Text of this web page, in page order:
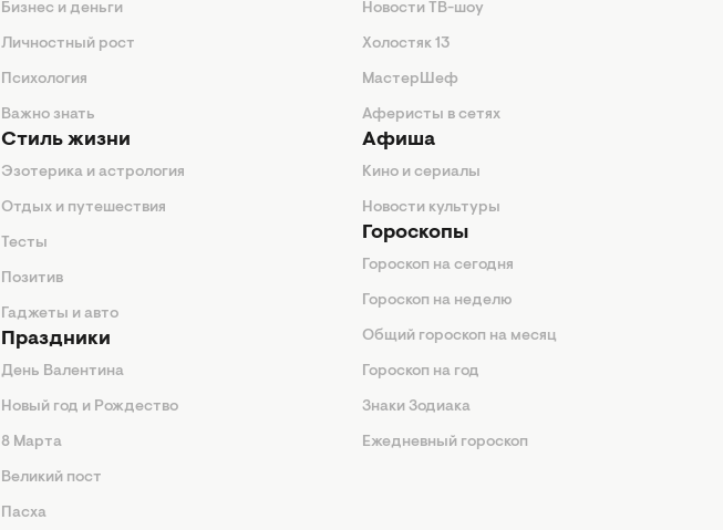
Бизнес и деньги
Личностный рост
Психология
Важно знать
Стиль жизни
Эзотерика и астрология
Отдых и путешествия
Тесты
Позитив
Гаджеты и авто
Праздники
День Валентина
Новый год и Рождество
8 Марта
Великий пост
Пасха
Новости ТВ-шоу
Холостяк 13
МастерШеф
Аферисты в сетях
Афиша
Кино и сериалы
Новости культуры
Гороскопы
Гороскоп на сегодня
Гороскоп на неделю
Общий гороскоп на месяц
Гороскоп на год
Знаки Зодиака
Ежедневный гороскоп